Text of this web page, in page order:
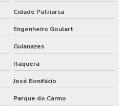
ip
de segurança
para condominios
Cidade Patriarca
Engenheiro Goulart
Guianazes
Itaquera
José Bonifácio
Parque do Carmo